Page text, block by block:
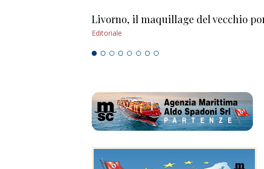
Livorno, il maquillage del vecchio
Editoriale